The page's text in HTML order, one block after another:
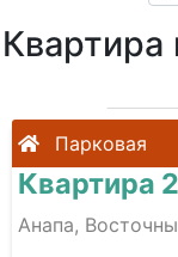
Парковая
Квартира
Анапа,